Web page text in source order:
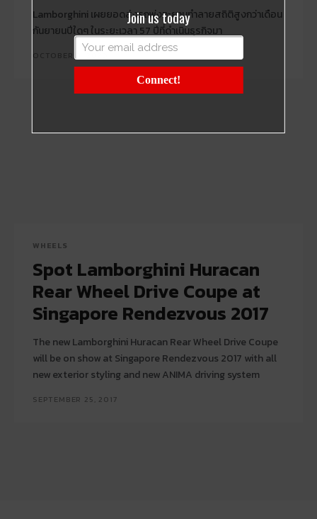
Lamborghini เผยยอดส่งรถพุ่งทะยานทำลายสถิติสูงกว่าเดือน
กันยายนปีใดๆ ในระยะเวลา 57 ปีที่ดำเนินธุรกิจมา
OCTOBER 9, 2020
WHEELS
Spot Lamborghini Huracan
Rear Wheel Drive Coupe at
Singapore Rendezvous 2017
The new Lamborghini Huracan Rear Wheel Drive Coupe
will be on show at Singapore Rendezvous 2017 with all
new exterior styling and new ANIMA driving system
SEPTEMBER 25, 2017
Join us today
Connect!